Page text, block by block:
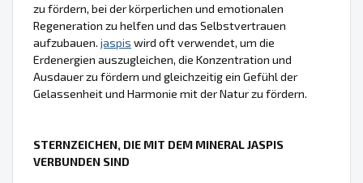
zu fördern, bei der körperlichen und emotionalen
Regeneration zu helfen und das Selbstvertrauen
aufzubauen. jaspis wird oft verwendet, um die
Erdenergien auszugleichen, die Konzentration und
Ausdauer zu fördern und gleichzeitig ein Gefühl der
Gelassenheit und Harmonie mit der Natur zu fördern.
STERNZEICHEN, DIE MIT DEM MINERAL JASPIS
VERBUNDEN SIND